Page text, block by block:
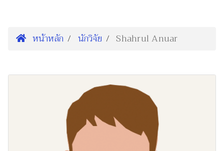
หน้าหลัก นักวิจัย Shahrul Anuar